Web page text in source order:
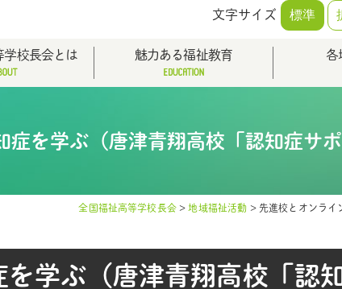
文字サイズ 標準
学校長会とは 魅力ある福祉教育 各
を学ぶ（唐津青翔高校「認知症サ
全国福祉高等学校長会>地域福祉活動 > 先進校とオンライ
学ぶ（唐津青翔高校「認